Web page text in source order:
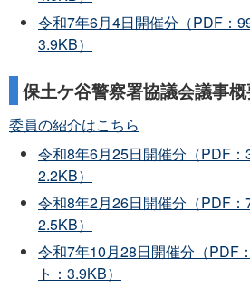
令和7年6月4日開催分（PDF：
3.9KB）
保土ケ谷警察署協議会議事
委員の紹介はこちら
令和8年6月25日開催分（PDF：
2.2KB）
令和8年2月26日開催分（PDF：
2.5KB）
令和7年10月28日開催分（PDF
ト：3.9KB）